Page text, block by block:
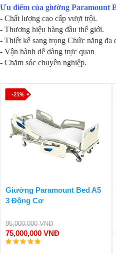
Ưu điểm của giường Paramount
- Chất lượng cao cấp vượt trội.
- Thương hiệu hàng đầu thế giới.
- Thiết kế sang trọng Chức năng đa
- Vận hành dễ dàng trực quan
- Chăm sóc chuyên nghiệp.
-21%
Giường Paramount Bed A5
3 Động Cơ
95,000,000 VNĐ
75,000,000 VNĐ